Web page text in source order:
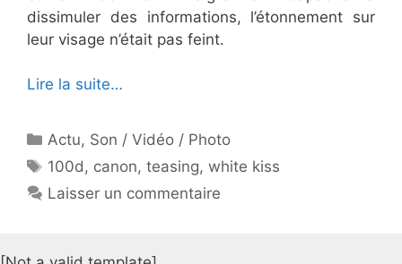
dissimuler des informations, l’étonnement sur
leur visage n’était pas feint.
Lire la suite…
Catégories
Actu, Son / Vidéo / Photo
Étiquettes
100d, canon,teasing,white kiss
Laisser un commentaire